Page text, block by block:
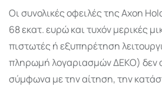
Οι συνολικές οφειλές της Αxοn
68 εκατ. ευρώ και τυχόν μερικές
πιστωτές ή εξυπηρέτηση
πληρωμή λογαριασμών ΔΕΚΟ) δεν
σύμφωνα με την αίτηση, την